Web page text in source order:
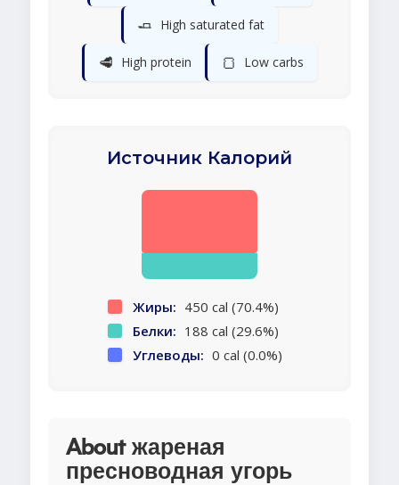
🧈 High saturated fat
🥩 High protein 🍞 Low carbs
Источник Калорий
Жиры: 450 cal (70.4%)
Белки: 188 cal (29.6%)
Углеводы: 0 cal (0.0%)
About жареная
пресноводная угорь